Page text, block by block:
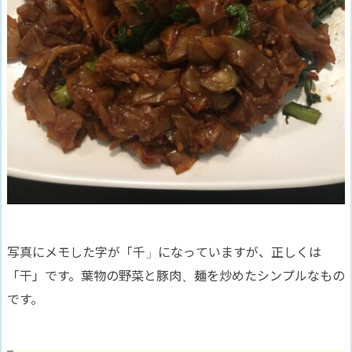
写真にメモした字が「千」になっていますが、正しくは
「干」です。葉物の野菜と豚肉、麺を炒めたシンプルなもの
です。